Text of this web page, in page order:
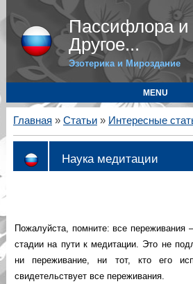
Пассифлора и
Другое...
Эзотерика и Мироздание
MENU
Главная » Статьи» Интересные
Наука медитации
Пожалуйста, помните: все переживания
стадии на пути к медитации. Это не
ни переживание, ни тот, кто его
свидетельствует все переживания.